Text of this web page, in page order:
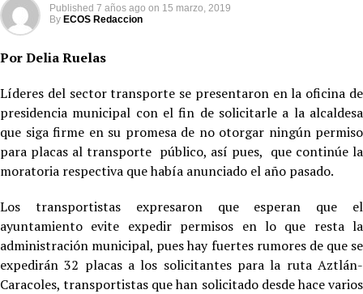
Published 7 años ago on 15 marzo, 2019
By ECOS Redaccion
Por Delia Ruelas
Líderes del sector transporte se presentaron en la oficina de
presidencia municipal con el fin de solicitarle a la alcaldesa
que siga firme en su promesa de no otorgar ningún permiso
para placas al transporte público, así pues, que continúe la
moratoria respectiva que había anunciado el año pasado.
Los transportistas expresaron que esperan que el
ayuntamiento evite expedir permisos en lo que resta la
administración municipal, pues hay fuertes rumores de que se
expedirán 32 placas a los solicitantes para la ruta Aztlán-
Caracoles, transportistas que han solicitado desde hace varios